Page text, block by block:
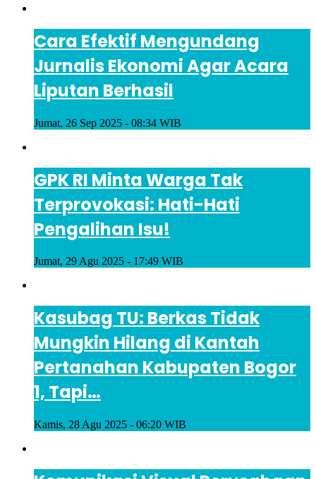
Cara Efektif Mengundang
Jurnalis Ekonomi Agar Acara
Liputan Berhasil
Jumat, 26 Sep 2025 - 08:34 WIB
GPK RI Minta Warga Tak
Terprovokasi: Hati-Hati
Pengalihan Isu!
Jumat, 29 Agu 2025 - 17:49 WIB
Kasubag TU: Berkas Tidak
Mungkin Hilang di Kantah
Pertanahan Kabupaten Bogor
1, Tapi…
Kamis, 28 Agu 2025 - 06:20 WIB